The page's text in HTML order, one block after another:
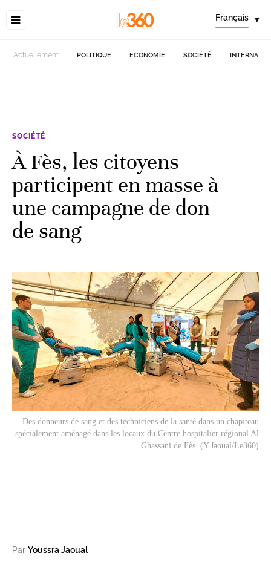
Français ▾
Actuellement POLITIQUE ECONOMIE SOCIÉTÉ
SOCIÉTÉ
À Fès, les citoyens
participent en masse à
une campagne de don
de sang
Des donneurs de sang et des techniciens de la santé dans un chapiteau
spécialement aménagé dans les locaux du Centre hospitalier régional Al
Ghassani de Fès. (Y.Jaoual/Le360)
Par Youssra Jaoual